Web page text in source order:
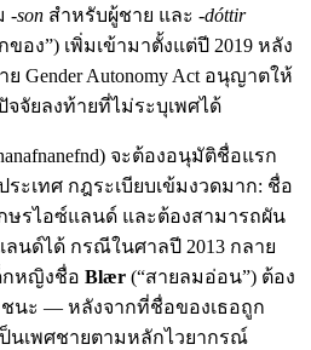
-son สำหรับผู้ชาย และ -dóttir
ของ”) เพิ่มเข้ามาตั้งแต่ปี 2019 หลัง
Gender Autonomy Act อนุญาตให้
จัยลงท้ายที่ไม่ระบุเพศได้
จะต้องอนุมัติชื่อแรก
ะเทศ กฎระเบียบเข้มงวดมาก: ชื่อ
ษรไอซ์แลนด์ และต้องสามารถผัน
นด์ได้ กรณีในศาลปี 2013 กลาย
กหญิงชื่อ Blær (“สายลมอ่อน”) ต้อง
นะ — หลังจากที่ชื่อของเธอถูก
นเพศชายตามหลักไวยากรณ์